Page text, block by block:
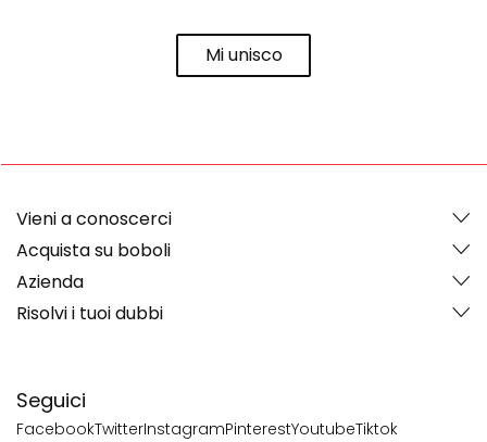
Mi unisco
Seguici
FacebookTwitterInstagramPinterestYoutubeTiktok
Vieni a conoscerci
Acquista su boboli
Azienda
Risolvi i tuoi dubbi